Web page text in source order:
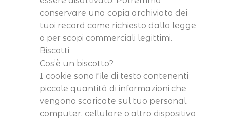
conservare una copia archiviata dei
tuoi record come richiesto dalla legge
o per scopi commerciali legittimi.
Biscotti
Cos’è un biscotto?
I cookie sono file di testo contenenti
piccole quantità di informazioni che
vengono scaricate sul tuo personal
computer, cellulare o altro dispositivo